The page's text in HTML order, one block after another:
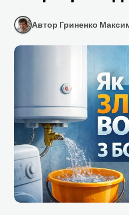
Автор Гриненко